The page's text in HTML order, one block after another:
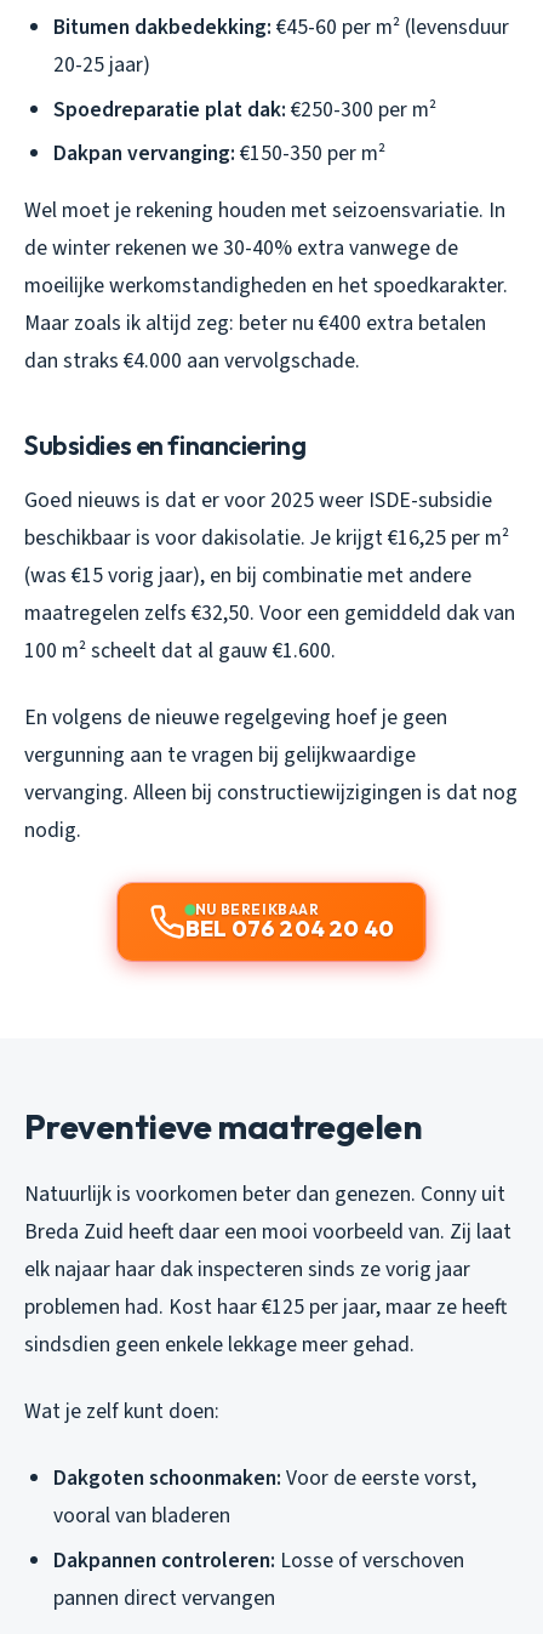
Bitumen dakbedekking: €45-60 per m² (levensduur
20-25 jaar)
Spoedreparatie plat dak: €250-300 per m²
Dakpan vervanging: €150-350 per m²
Wel moet je rekening houden met seizoensvariatie. In
de winter rekenen we 30-40% extra vanwege de
moeilijke werkomstandigheden en het spoedkarakter.
Maar zoals ik altijd zeg: beter nu €400 extra betalen
dan straks €4.000 aan vervolgschade.
Subsidies en financiering
Goed nieuws is dat er voor 2025 weer ISDE-subsidie
beschikbaar is voor dakisolatie. Je krijgt €16,25 per m²
(was €15 vorig jaar), en bij combinatie met andere
maatregelen zelfs €32,50. Voor een gemiddeld dak van
100 m² scheelt dat al gauw €1.600.
En volgens de nieuwe regelgeving hoef je geen
vergunning aan te vragen bij gelijkwaardige
vervanging. Alleen bij constructiewijzigingen is dat nog
nodig.
NU BEREIKBAAR
BEL 076 204 20 40
Preventieve maatregelen
Natuurlijk is voorkomen beter dan genezen. Conny uit
Breda Zuid heeft daar een mooi voorbeeld van. Zij laat
elk najaar haar dak inspecteren sinds ze vorig jaar
problemen had. Kost haar €125 per jaar, maar ze heeft
sindsdien geen enkele lekkage meer gehad.
Wat je zelf kunt doen:
Dakgoten schoonmaken: Voor de eerste vorst,
vooral van bladeren
Dakpannen controleren: Losse of verschoven
pannen direct vervangen